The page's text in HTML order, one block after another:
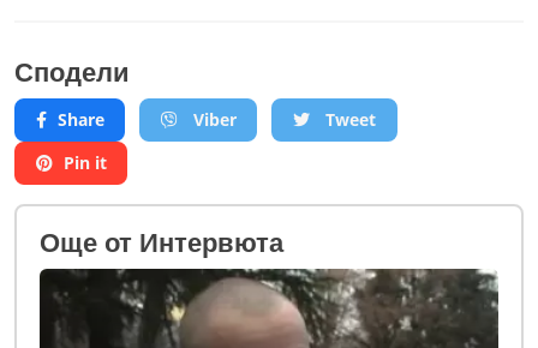
Сподели
Share Viber
Tweet
Pin it
Oще от Интервюта